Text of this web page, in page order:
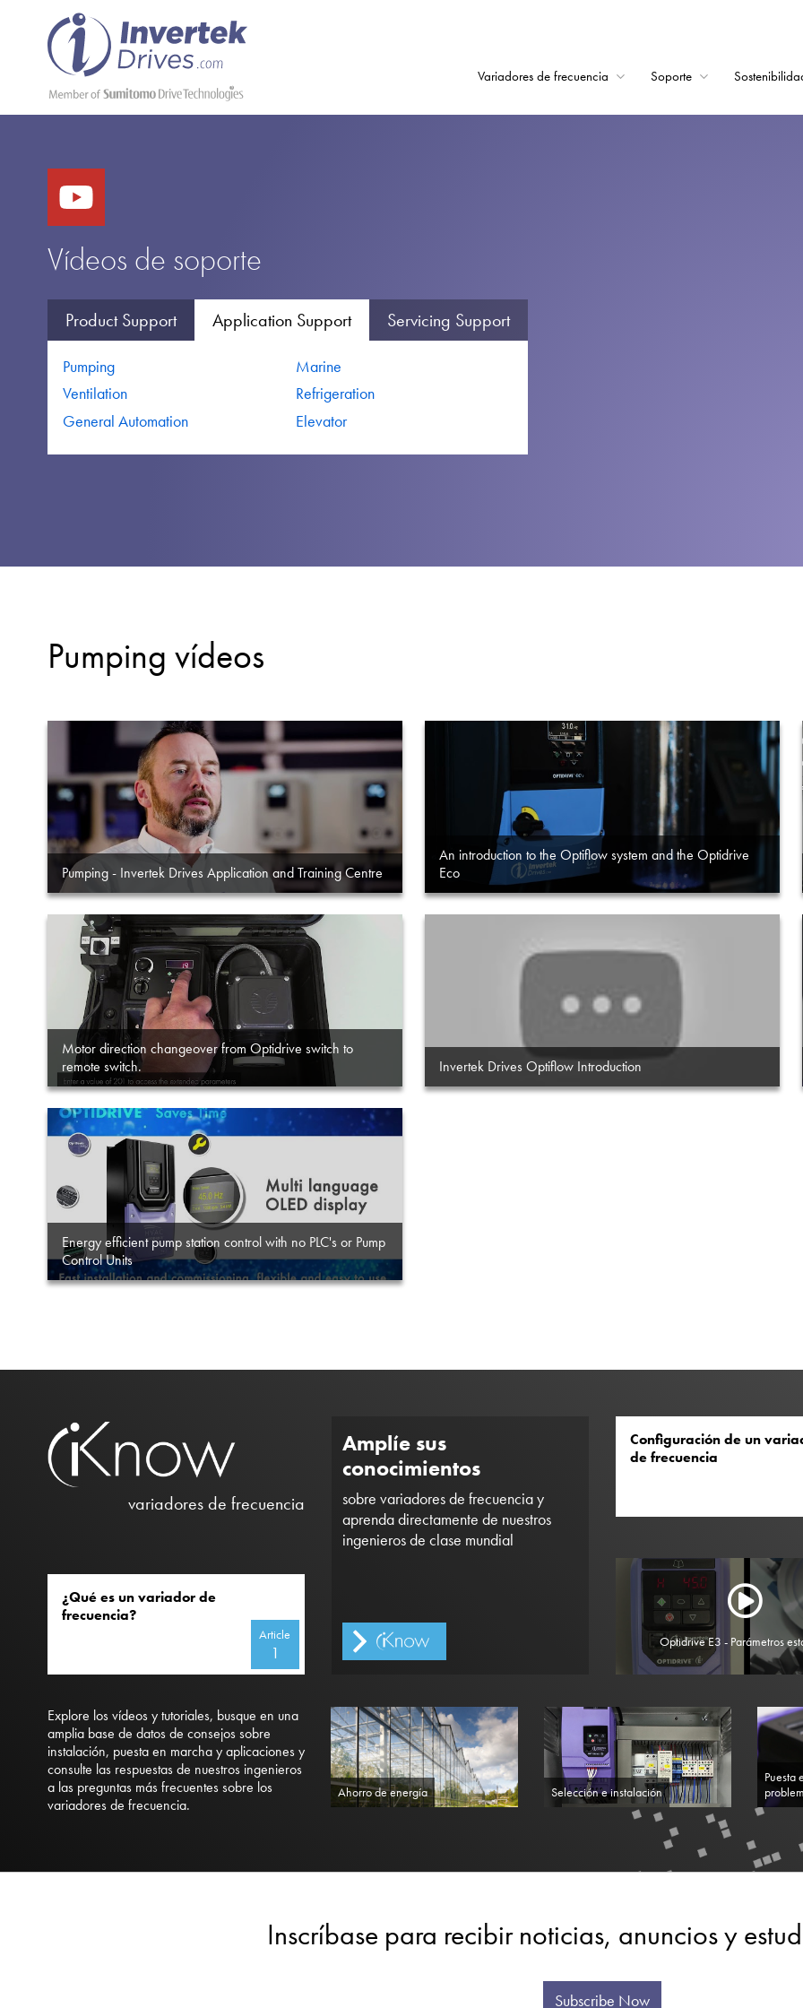
Variadores de frecuencia Soporte
Vídeos de soporte
Product Support Application Support
Pumping
Ventilation
General Automation
Marine
Refrigeration
Elevator
Servicing Support
Pumping vídeos
Pumping - Invertek Drives Application and Training Centre
An introduction to the Optiflow system and the Optidrive
Eco
Motor direction changeover from Optidrive switch to
remote switch.
Invertek Drives Optiflow Introduction
Energy efficient pump station control with no PLC's or Pump
Control Units
variadores de frecuencia
¿Qué es un variador de
frecuencia?
Article
1
Amplíe sus
conocimientos
sobre variadores de frecuencia y
aprenda directamente de nuestros
ingenieros de clase mundial
Configuración de un
de frecuencia
Optidrive E3 - Parámetros
Explore los vídeos y tutoriales, busque en una
amplia base de datos de consejos sobre
instalación, puesta en marcha y aplicaciones y
consulte las respuestas de nuestros ingenieros
a las preguntas más frecuentes sobre los
variadores de frecuencia.
Ahorro de energía Selección e instalación
Puesta
Inscríbase para recibir noticias, anuncios y
Subscribe Now